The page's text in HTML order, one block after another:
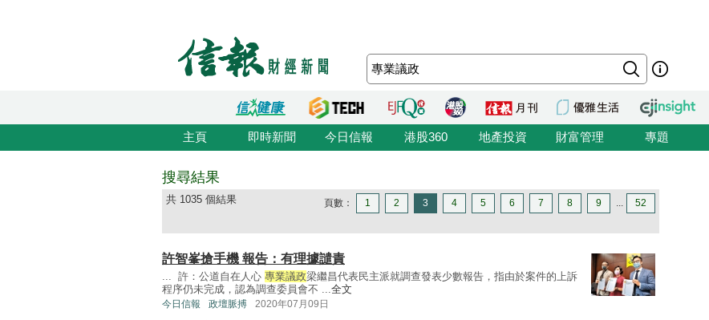
主頁 即時新聞 今日信報 港股360 地產投資 財富管理 專題
搜尋結果
共 1035 個結果 頁數： 1 2 3 4 5 6 7 8 9 ... 52
許智峯搶手機 報告：有理據譴責
... 許：公道自在人心 專業議政梁繼昌代表民主派就調查發表少數報告，指由於案件的上訴
程序仍未完成，認為調查委員會不 ...全文
今日信報 政壇脈搏 2020年07月09日